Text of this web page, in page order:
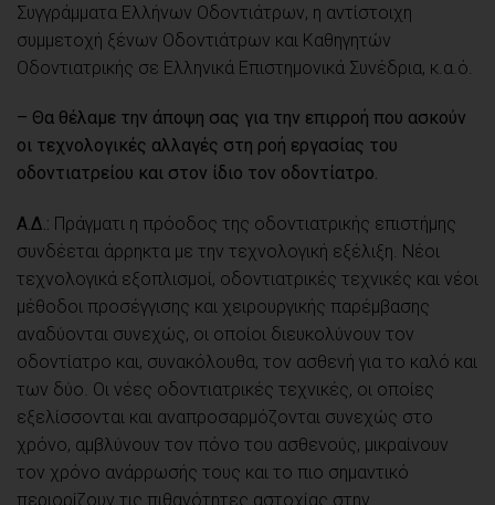
Συγγράμματα Ελλήνων Οδοντιάτρων, η αντίστοιχη
συμμετοχή ξένων Οδοντιάτρων και Καθηγητών
Οδοντιατρικής σε Ελληνικά Επιστημονικά Συνέδρια, κ.α.ό.
– Θα θέλαμε την άποψη σας για την επιρροή που ασκούν
οι τεχνολογικές αλλαγές στη ροή εργασίας του
οδοντιατρείου και στον ίδιο τον οδοντίατρο.
Α.Δ.: Πράγματι η πρόοδος της οδοντιατρικής επιστήμης
συνδέεται άρρηκτα με την τεχνολογική εξέλιξη. Νέοι
τεχνολογικά εξοπλισμοί, οδοντιατρικές τεχνικές και νέοι
μέθοδοι προσέγγισης και χειρουργικής παρέμβασης
αναδύονται συνεχώς, οι οποίοι διευκολύνουν τον
οδοντίατρο και, συνακόλουθα, τον ασθενή για το καλό και
των δύο. Οι νέες οδοντιατρικές τεχνικές, οι οποίες
εξελίσσονται και αναπροσαρμόζονται συνεχώς στο
χρόνο, αμβλύνουν τον πόνο του ασθενούς, μικραίνουν
τον χρόνο ανάρρωσής τους και το πιο σημαντικό
περιορίζουν τις πιθανότητες αστοχίας στην